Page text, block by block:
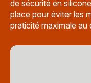
de sécurité en
place pour éviter les
praticité maximale au